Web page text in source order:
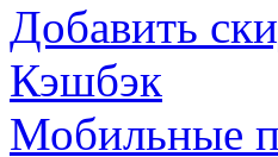
Добавить
Кэшбэк
Мобильные